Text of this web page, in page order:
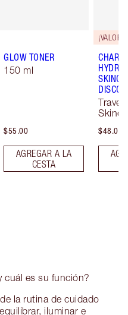
GLOW TONER
150 ml
$55.00
AGREGAR A LA
CESTA
Travel
$48.00
cuál es su función?
la rutina de cuidado
iluminar e